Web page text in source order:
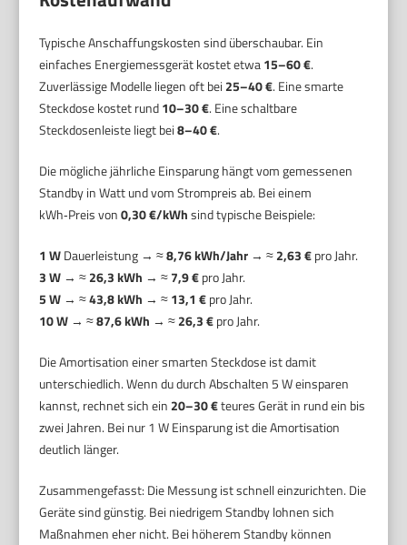
Typische Anschaffungskosten sind überschaubar. Ein
einfaches Energiemessgerät kostet etwa15–60 €.
Zuverlässige Modelle liegen oft bei 25–40 €. Eine smarte
Steckdose kostet rund10–30 €. Eine schaltbare
Steckdosenleiste liegt bei8–40 €.
Die mögliche jährliche Einsparung hängt vom gemessenen
Standby in Watt und vom Strompreis ab. Bei einem
kWh‑Preis von0,30 €/kWhsind typische Beispiele:
1 WDauerleistung → ≈8,76 kWh/Jahr → ≈2,63 €pro Jahr.
3 W → ≈26,3 kWh → ≈7,9 €pro Jahr.
5 W → ≈43,8 kWh → ≈13,1 €pro Jahr.
10 W → ≈87,6 kWh → ≈26,3 €pro Jahr.
Die Amortisation einer smarten Steckdose ist damit
unterschiedlich. Wenn du durch Abschalten 5 W einsparen
kannst, rechnet sich ein 20–30 €teures Gerät in rund ein bis
zwei Jahren. Bei nur 1 W Einsparung ist die Amortisation
deutlich länger.
Zusammengefasst: Die Messung ist schnell einzurichten. Die
Geräte sind günstig. Bei niedrigem Standby lohnen sich
Maßnahmen eher nicht. Bei höherem Standby können